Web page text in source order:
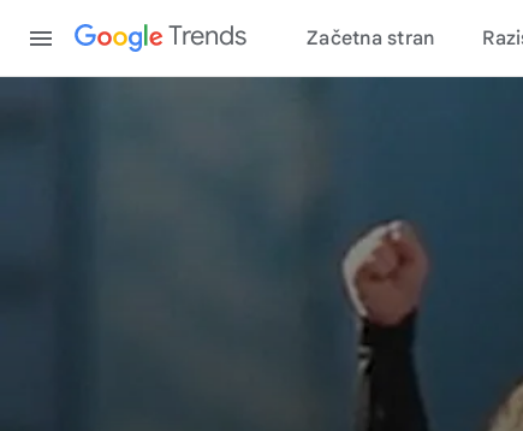
Trends Začetna stran